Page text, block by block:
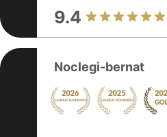
9.4
Noclegi-bernat